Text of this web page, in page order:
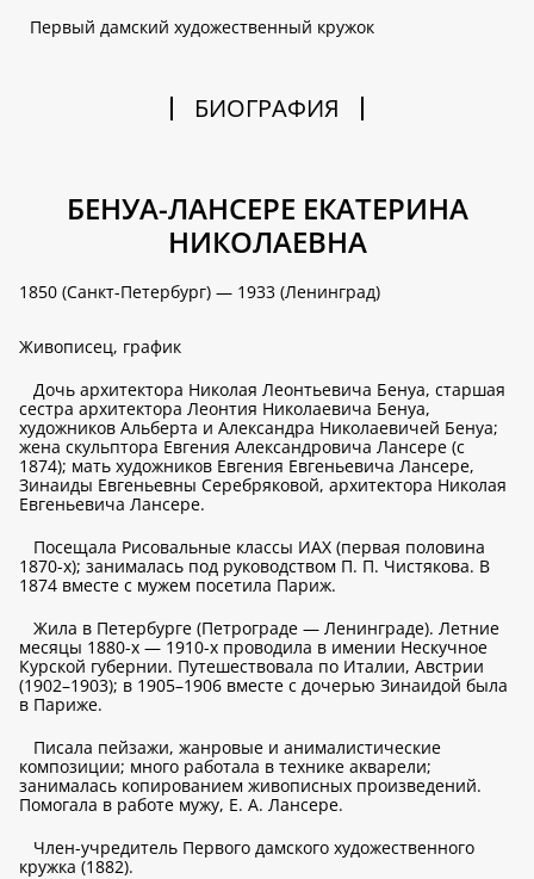
Первый дамский художественный кружок
БИОГРАФИЯ
БЕНУА-ЛАНСЕРЕ ЕКАТЕРИНА
НИКОЛАЕВНА
1850 (Санкт-Петербург) — 1933 (Ленинград)
Живописец, график
Дочь архитектора Николая Леонтьевича Бенуа, старшая
сестра архитектора Леонтия Николаевича Бенуа,
художников Альберта и Александра Николаевичей Бенуа;
жена скульптора Евгения Александровича Лансере (с
1874); мать художников Евгения Евгеньевича Лансере,
Зинаиды Евгеньевны Серебряковой, архитектора Николая
Евгеньевича Лансере.
Посещала Рисовальные классы ИАХ (первая половина
1870-х); занималась под руководством П. П. Чистякова. В
1874 вместе с мужем посетила Париж.
Жила в Петербурге (Петрограде — Ленинграде). Летние
месяцы 1880-х — 1910-х проводила в имении Нескучное
Курской губернии. Путешествовала по Италии, Австрии
(1902–1903); в 1905–1906 вместе с дочерью Зинаидой была
в Париже.
Писала пейзажи, жанровые и анималистические
композиции; много работала в технике акварели;
занималась копированием живописных произведений.
Помогала в работе мужу, Е. А. Лансере.
Член-учредитель Первого дамского художественного
кружка (1882).